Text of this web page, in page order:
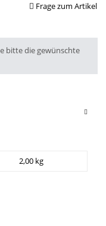
Frage zum Artikel
bitte die gewünschte
2,00 kg